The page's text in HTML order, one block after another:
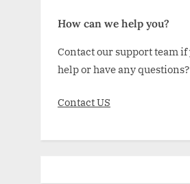
How can we help you?
Contact our support team if
help or have any questions?
Contact US